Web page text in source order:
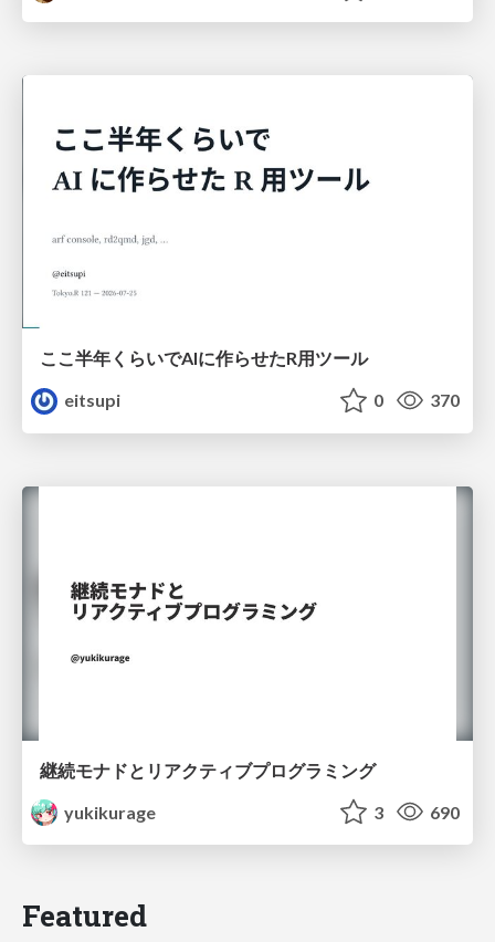
ここ半年くらいでAIに作らせたR用ツール
eitsupi
0 370
継続モナドとリアクティブプログラミング
yukikurage
3 690
Featured